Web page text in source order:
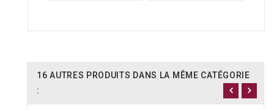
16 AUTRES PRODUITS DANS LA MÊME CATÉGORIE
: